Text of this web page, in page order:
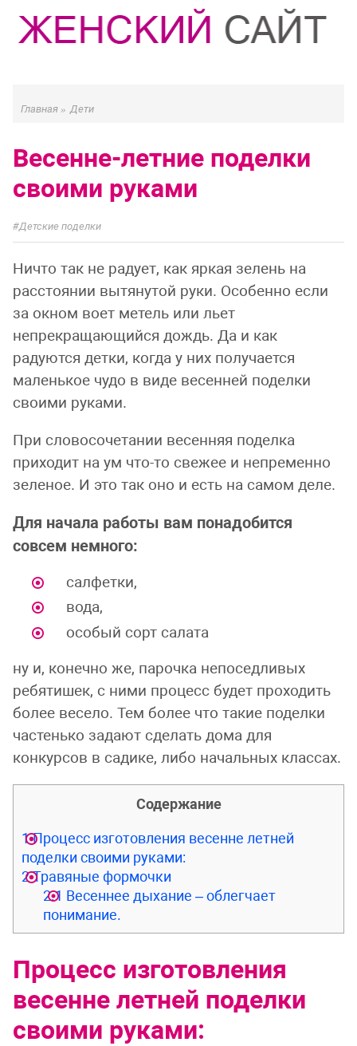
Главная » Дети
Весенне-летние поделки
своими руками
Детские поделки
Ничто так не радует, как яркая зелень на
расстоянии вытянутой руки. Особенно если
за окном воет метель или льет
непрекращающийся дождь. Да и как
радуются детки, когда у них получается
маленькое чудо в виде весенней поделки
своими руками.
При словосочетании весенняя поделка
приходит на ум что-то свежее и непременно
зеленое. И это так оно и есть на самом деле.
Для начала работы вам понадобится
совсем немного:
салфетки,
вода,
особый сорт салата
ну и, конечно же, парочка непоседливых
ребятишек, с ними процесс будет проходить
более весело. Тем более что такие поделки
частенько задают сделать дома для
конкурсов в садике, либо начальных классах.
Содержание
1Процесс изготовления весенне летней
поделки своими руками:
2Травяные формочки
2.1 Весеннее дыхание – облегчает
понимание.
Процесс изготовления
весенне летней поделки
своими руками: